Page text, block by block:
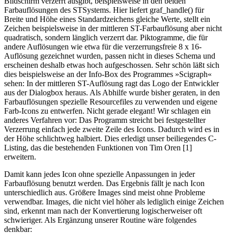
Farbauflösungen des STSystems. Hier liefert graf_handle() für
Breite und Höhe eines Standardzeichens gleiche Werte, stellt ein
Zeichen beispielsweise in der mittleren ST-Farbauflösung aber nicht
quadratisch, sondern länglich verzerrt dar. Piktogramme, die für
andere Auflösungen wie etwa für die verzerrungsfreie 8 x 16-
Auflösung gezeichnet wurden, passen nicht in dieses Schema und
erscheinen deshalb etwas hoch aufgeschossen. Sehr schön läßt sich
dies beispielsweise an der Info-Box des Programmes »Scigraph«
sehen: In der mittleren ST-Auflösung ragt das Logo der Entwickler
aus der Dialogbox heraus. Als Abhilfe wurde bisher geraten, in den
Farbauflösungen spezielle Resourcefiles zu verwenden und eigene
Farb-Icons zu entwerfen. Nicht gerade elegant! Wir schlagen ein
anderes Verfahren vor: Das Programm streicht bei festgestellter
Verzerrung einfach jede zweite Zeile des Icons. Dadurch wird es in
der Höhe schlichtweg halbiert. Dies erledigt unser beiliegendes C-
Listing, das die bestehenden Funktionen von Tim Oren [1]
erweitern.
Damit kann jedes Icon ohne spezielle Anpassungen in jeder
Farbauflösung benutzt werden. Das Ergebnis fällt je nach Icon
unterschiedlich aus. Größere Images sind meist ohne Probleme
verwendbar. Images, die nicht viel höher als lediglich einige Zeichen
sind, erkennt man nach der Konvertierung logischerweiser oft
schwieriger. Als Ergänzung unserer Routine wäre folgendes
denkbar: